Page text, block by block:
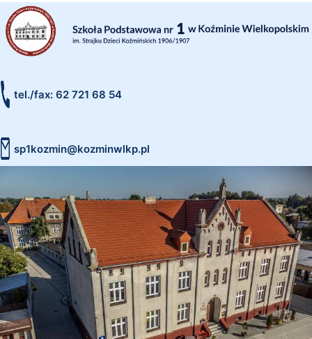
tel./fax: 62 721 68 54
sp1kozmin@kozminwlkp.pl